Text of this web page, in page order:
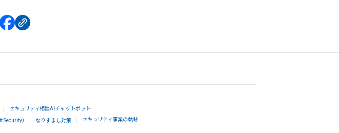
セキュリティ相談AIチャットボット
Security） なりすまし対策 セキュリティ事業の軌跡